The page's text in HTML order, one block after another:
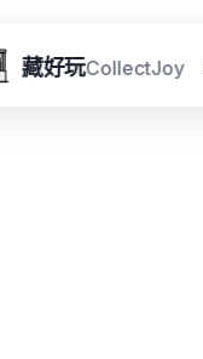
藏好玩CollectJoy